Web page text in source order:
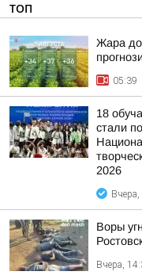
ТОП
Жара до
05:39
18
стали
2026
Воры
Вчера,